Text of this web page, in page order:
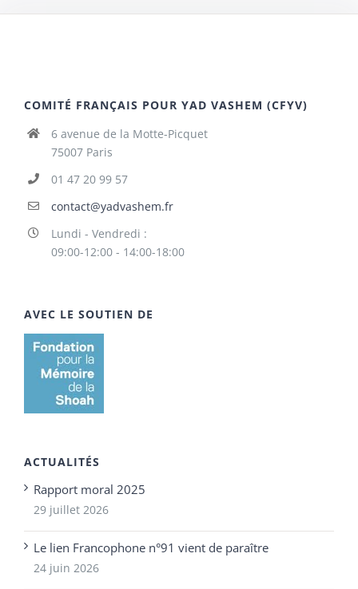
COMITÉ FRANÇAIS POUR YAD VASHEM (CFYV)
6 avenue de la Motte-Picquet
75007 Paris
01 47 20 99 57
contact@yadvashem.fr
Lundi - Vendredi :
09:00-12:00 - 14:00-18:00
AVEC LE SOUTIEN DE
ACTUALITÉS
Rapport moral 2025
29 juillet 2026
Le lien Francophone n°91 vient de paraître
24 juin 2026